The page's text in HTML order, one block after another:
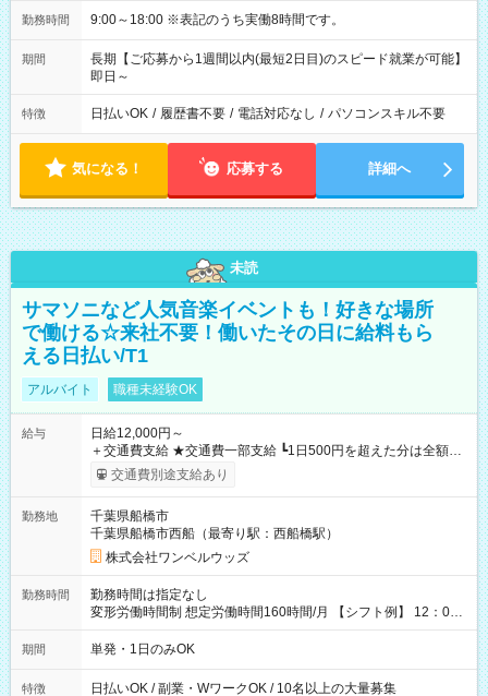
勤務時間 9:00～18:00 ※表記のうち実働8時間です。
期間
長期【ご応募から1週間以内(最短2日目)のスピード就業が可能】
即日～
特徴 日払いOK / 履歴書不要 / 電話対応なし / パソコンスキル不要
気になる！ 応募する 詳細へ
未読
サマソニなど人気音楽イベントも！好きな場所
で働ける☆来社不要！働いたその日に給料もら
える日払い/T1
アルバイト 職種未経験OK
給与
日給12,000円～
＋交通費支給 ★交通費一部支給 ┗1日500円を超えた分は全額支
給！ ※往復500円以内の方は自己負担となります ★日払いOK！
（規定あり） ┗働いたその日に現金GET♪ お仕事後はコンビニ
なし
交通費別途支給あり
勤務地
千葉県船橋市
千葉県船橋市西船（最寄り駅：西船橋駅）
株式会社ワンベルウッズ
勤務時間
勤務時間は指定なし
変形労働時間制 想定労働時間160時間/月 【シフト例】 12：00
～22：00
期間 単発・1日のみOK
特徴 日払いOK / 副業・WワークOK / 10名以上の大量募集